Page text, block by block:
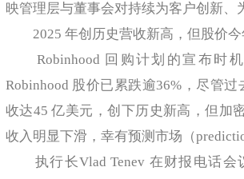
映管理层与董事会对持续为客户创新
2025 年创历史营收新高，但股价今
Robinhood 回购计划的宣布时机
Robinhood 股价已累跌逾36%，尽管
收达45 亿美元，创下历史新高，但加
收入明显下滑，幸有预测市场（
执行长Vlad Tenev 在财报电话会